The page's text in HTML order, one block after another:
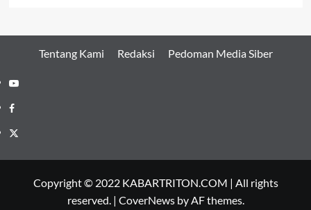
Tentang Kami Redaksi Pedoman Media Siber
Youtube
Facebook
Twitter
Copyright © 2022 KABARTRITON.COM | All rights
reserved. | CoverNewsby AF themes.